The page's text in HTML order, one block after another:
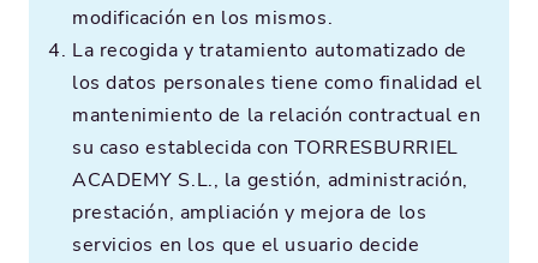
modificación en los mismos.
La recogida y tratamiento automatizado de
los datos personales tiene como finalidad el
mantenimiento de la relación contractual en
su caso establecida con TORRESBURRIEL
ACADEMY S.L., la gestión, administración,
prestación, ampliación y mejora de los
servicios en los que el usuario decide